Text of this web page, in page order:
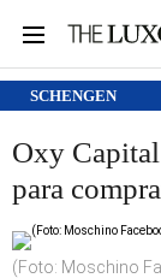
SCHENGEN
Oxy
para
(Foto: Moschino